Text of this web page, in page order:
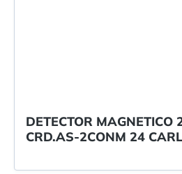
DETECTOR MAGNETICO
CRD.AS-2CONM 24